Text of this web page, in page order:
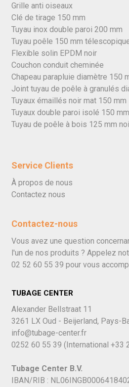
Grille anti oiseaux
Clé de tirage 150 mm
Tuyau inox double paroi 200 mm
Tuyau poêle 150 mm
Flexible solin EPDM noir
Couchon conduit cheminée
Chapeau parapluie diamètre 150
Joint tuyau de poêle à granulés
Tuyaux émaillés noir mat 150 mm
Tuyaux double paroi isolé 150 mm
Tuyau de poêle à bois 125 mm
Service Clients
À propos de nous
Contactez nous
Contactez-nous
Vous avez une question
l'un de nos produits ? Appelez
02 52 60 55 39 pour vous
TUBAGE CENTER
Alexander Bellstraat 11
3261 LX Oud - Beijerland, Pays-
info@tubage-center.fr
0252 60 55 39 (International +33
Tubage Center B.V.
IBAN/RIB :